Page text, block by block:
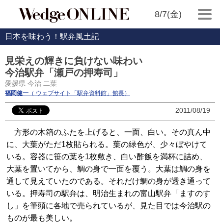
8/7(金)
日本を味わう！駅弁風土記
見栄えの輝きに負けない味わい
今治駅弁「瀬戸の押寿司」
愛媛県 今治 二葉
福岡健一 （ ウェブサイト「駅弁資料館」館長）
2011/08/19
方形の木箱のふたを上げると、一面、白い。その真ん中
に、大葉がただ1枚貼られる。葉の緑色が、少々ぼやけて
いる。容器に笹の葉を1枚敷き、白い酢飯を満杯に詰め、
大葉を置いてから、鯛の身で一面を覆う。大葉は鯛の身を
通して見えていたのである。それだけ鯛の身が透き通って
いる。押寿司の駅弁は、明治生まれの富山駅弁「ますのす
し」を筆頭に各地で売られているが、見た目では今治駅の
ものが最も美しい。